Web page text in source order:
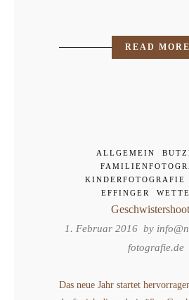
READ MORE
ALLGEMEIN
KINDERFOTOGRAFIE
EFFINGER
1. Februar 2016 by
fotografie.de
Das neue Jahr startet